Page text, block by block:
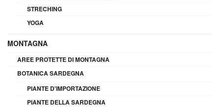
STRECHING
YOGA
MONTAGNA
AREE PROTETTE DI MONTAGNA
BOTANICA SARDEGNA
PIANTE D'IMPORTAZIONE
PIANTE DELLA SARDEGNA